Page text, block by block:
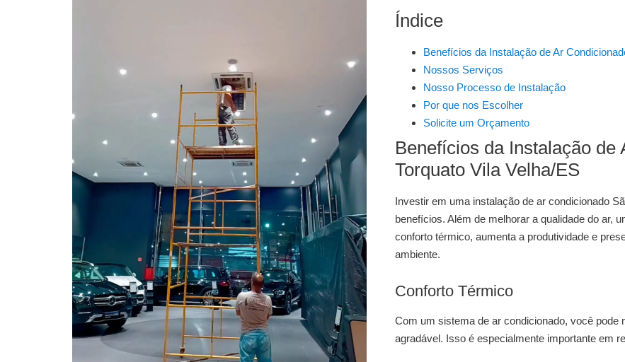
Índice
Benefícios da Instalação de Ar
Nossos Serviços
Nosso Processo de Instalação
Por que nos Escolher
Solicite um Orçamento
Benefícios da Instalação de
Torquato Vila Velha/ES
Investir em uma instalação de ar condicionado
benefícios. Além de melhorar a qualidade do ar,
conforto térmico, aumenta a produtividade e
ambiente.
Conforto Térmico
Com um sistema de ar condicionado, você
agradável. Isso é especialmente importante em